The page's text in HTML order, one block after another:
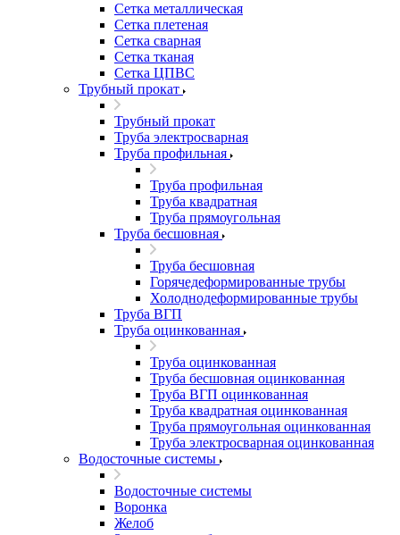
Сетка металлическая
Сетка плетеная
Сетка сварная
Сетка тканая
Сетка ЦПВС
Трубный прокат
Трубный прокат
Труба электросварная
Труба профильная
Труба профильная
Труба квадратная
Труба прямоугольная
Труба бесшовная
Труба бесшовная
Горячедеформированные трубы
Холоднодеформированные трубы
Труба ВГП
Труба оцинкованная
Труба оцинкованная
Труба бесшовная оцинкованная
Труба ВГП оцинкованная
Труба квадратная оцинкованная
Труба прямоугольная оцинкованная
Труба электросварная оцинкованная
Водосточные системы
Водосточные системы
Воронка
Желоб